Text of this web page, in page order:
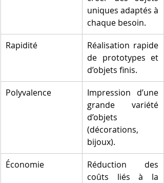
uniques adaptés à
chaque besoin.
Rapidité
Réalisation rapide
de prototypes et
d’objets finis.
Polyvalence
Impression d’une
grande variété
d’objets
(décorations,
bijoux).
Économie
Réduction des
coûts liés à la